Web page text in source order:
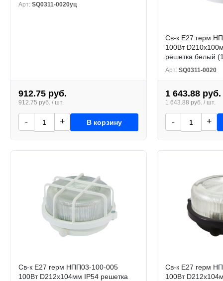
Арт: SQ0311-0020уц
912.75 руб.
912.75 руб. / шт.
- + В корзину
Св-к Е27 герм
100Вт
решетка белый
Арт: SQ0311-0020
1 643.88 руб.
1 643.88 руб. / шт.
- +
Св-к Е27 герм НПП03-100-005
100Вт D212x104мм IP54 решетка
Св-к Е27 герм
100Вт